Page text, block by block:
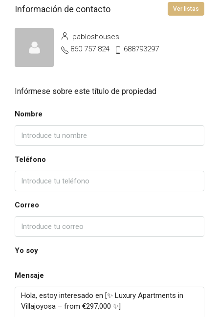
Información de contacto Ver listas
pabloshouses
860 757 824
688793297
Infórmese sobre este título de propiedad
Nombre
Teléfono
Correo
Yo soy
Mensaje